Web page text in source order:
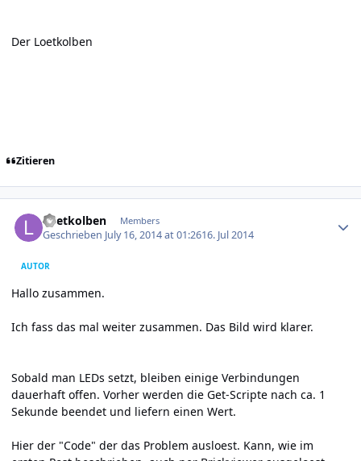
Der Loetkolben
Zitieren
Loetkolben Members
Geschrieben July 16, 2014 at 01:2616. Jul 2014
AUTOR
Hallo zusammen.
Ich fass das mal weiter zusammen. Das Bild wird klarer.
Sobald man LEDs setzt, bleiben einige Verbindungen
dauerhaft offen. Vorher werden die Get-Scripte nach ca. 1
Sekunde beendet und liefern einen Wert.
Hier der "Code" der das Problem ausloest. Kann, wie im